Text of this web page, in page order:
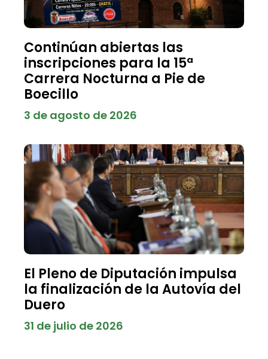
Continúan abiertas las
inscripciones para la 15ª
Carrera Nocturna a Pie de
Boecillo
3 de agosto de 2026
El Pleno de Diputación impulsa
la finalización de la Autovía del
Duero
31 de julio de 2026